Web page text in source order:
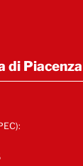
di Piacenza